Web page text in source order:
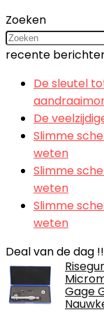
Zoeken
recente
De sleutel
De
Slimme
weten
Slimme
weten
Slimme
weten
Deal van de dag !!
Gage